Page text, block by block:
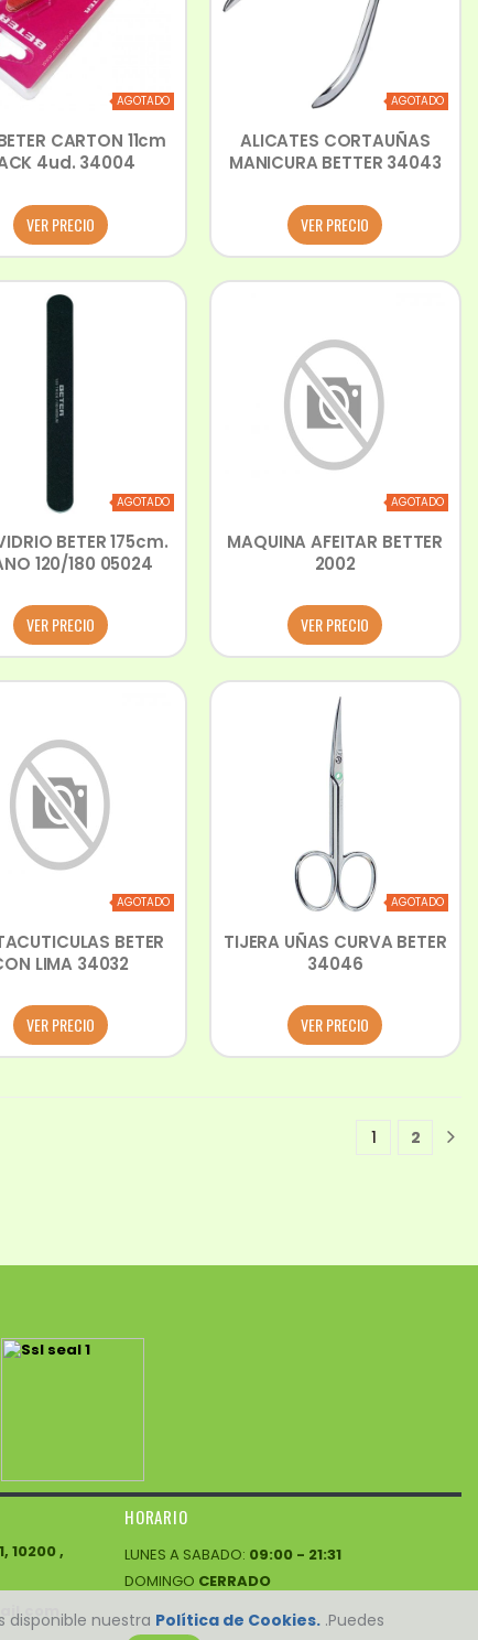
disponible nuestra Política de Cookies. .Puedes
AGOTADO
CARTON 11cm
4ud. 34004
VER PRECIO
AGOTADO
ALICATES CORTAUÑAS
MANICURA BETTER 34043
VER PRECIO
AGOTADO
BETER 175cm.
120/180 05024
VER PRECIO
AGOTADO
MAQUINA AFEITAR BETTER
2002
VER PRECIO
AGOTADO
BETER
LIMA 34032
VER PRECIO
AGOTADO
TIJERA UÑAS CURVA BETER
34046
VER PRECIO
11 2
10200 ,
HORARIO
LUNES A SABADO: 09:00 - 21:31
DOMINGO CERRADO